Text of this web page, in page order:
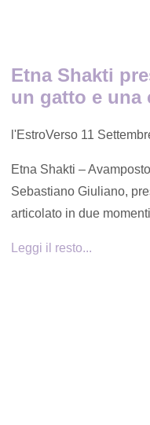
Etna Shakti
un gatto e una
l'EstroVerso 11
Etna Shakti –
Sebastiano Giuliano,
articolato in due momenti
Leggi il resto...